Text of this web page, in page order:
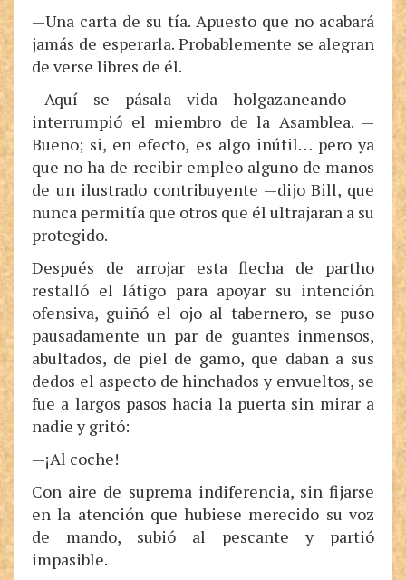
—Una carta de su tía. Apuesto que no acabará
jamás de esperarla. Probablemente se alegran
de verse libres de él.
—Aquí se pásala vida holgazaneando —
interrumpió el miembro de la Asamblea. —
Bueno; si, en efecto, es algo inútil… pero ya
que no ha de recibir empleo alguno de manos
de un ilustrado contribuyente —dijo Bill, que
nunca permitía que otros que él ultrajaran a su
protegido.
Después de arrojar esta flecha de partho
restalló el látigo para apoyar su intención
ofensiva, guiñó el ojo al tabernero, se puso
pausadamente un par de guantes inmensos,
abultados, de piel de gamo, que daban a sus
dedos el aspecto de hinchados y envueltos, se
fue a largos pasos hacia la puerta sin mirar a
nadie y gritó:
—¡Al coche!
Con aire de suprema indiferencia, sin fijarse
en la atención que hubiese merecido su voz
de mando, subió al pescante y partió
impasible.